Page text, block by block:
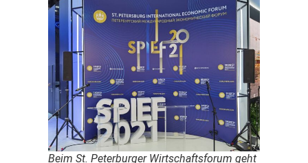
Beim St. Peterburger Wirtschaftsforum geht